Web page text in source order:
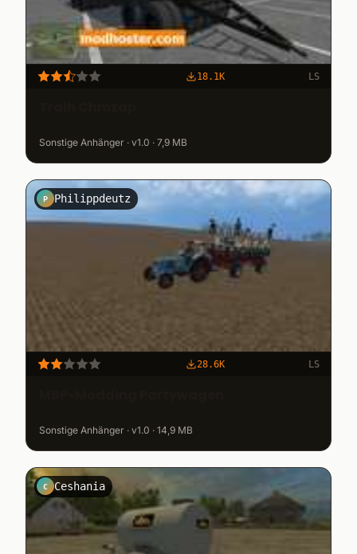
18.1K LS
Sonstige Anhänger · v1.0 · 7,9 MB
P Philippdeutz
28.6K LS
Sonstige Anhänger · v1.0 · 14,9 MB
C Ceshania